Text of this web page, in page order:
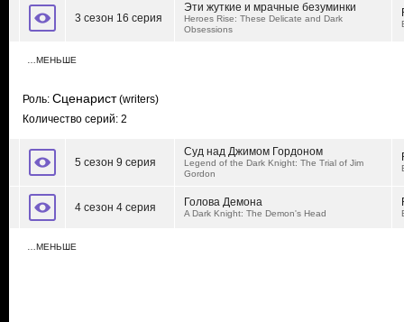
3 сезон 16 серия
Эти жуткие и мрачные безуминки
Heroes Rise: These Delicate and Dark
Obsessions
…МЕНЬШЕ
Роль: Сценарист(writers)
Количество серий: 2
5 сезон 9 серия
Суд над Джимом Гордоном
Legend of the Dark Knight: The Trial of Jim
Gordon
4 сезон 4 серия Голова Демона
A Dark Knight: The Demon's Head
…МЕНЬШЕ